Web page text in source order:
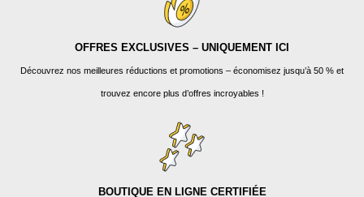
OFFRES EXCLUSIVES – UNIQUEMENT ICI
Découvrez nos meilleures réductions et promotions – économisez jusqu’à 50 % et
trouvez encore plus d’offres incroyables !
BOUTIQUE EN LIGNE CERTIFIÉE